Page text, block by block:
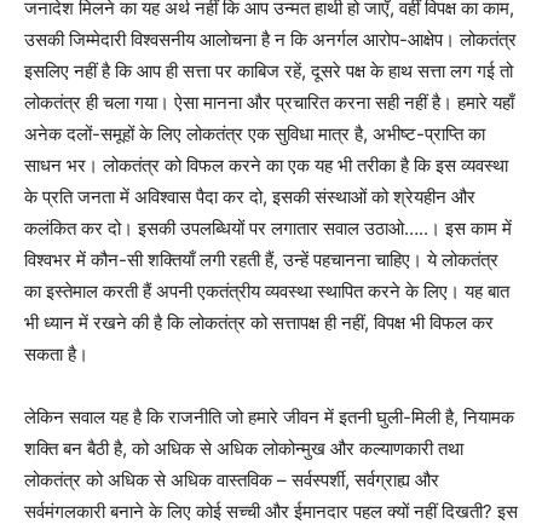
जनादेश मिलने का यह अर्थ नहीं कि आप उन्मत हाथी हो जाएँ, वहीं विपक्ष का काम,
उसकी जिम्मेदारी विश्वसनीय आलोचना है न कि अनर्गल आरोप-आक्षेप। लोकतंत्र
इसलिए नहीं है कि आप ही सत्ता पर काबिज रहें, दूसरे पक्ष के हाथ सत्ता लग गई तो
लोकतंत्र ही चला गया। ऐसा मानना और प्रचारित करना सही नहीं है। हमारे यहाँ
अनेक दलों-समूहों के लिए लोकतंत्र एक सुविधा मात्र है, अभीष्ट-प्राप्ति का
साधन भर। लोकतंत्र को विफल करने का एक यह भी तरीका है कि इस व्यवस्था
के प्रति जनता में अविश्वास पैदा कर दो, इसकी संस्थाओं को श्रेयहीन और
कलंकित कर दो। इसकी उपलब्धियों पर लगातार सवाल उठाओ…..। इस काम में
विश्वभर में कौन-सी शक्तियाँ लगी रहती हैं, उन्हें पहचानना चाहिए। ये लोकतंत्र
का इस्तेमाल करती हैं अपनी एकतंत्रीय व्यवस्था स्थापित करने के लिए। यह बात
भी ध्यान में रखने की है कि लोकतंत्र को सत्तापक्ष ही नहीं, विपक्ष भी विफल कर
सकता है।
लेकिन सवाल यह है कि राजनीति जो हमारे जीवन में इतनी घुली-मिली है, नियामक
शक्ति बन बैठी है, को अधिक से अधिक लोकोन्मुख और कल्याणकारी तथा
लोकतंत्र को अधिक से अधिक वास्तविक – सर्वस्पर्शी, सर्वग्राह्य और
सर्वमंगलकारी बनाने के लिए कोई सच्ची और ईमानदार पहल क्यों नहीं दिखती? इस